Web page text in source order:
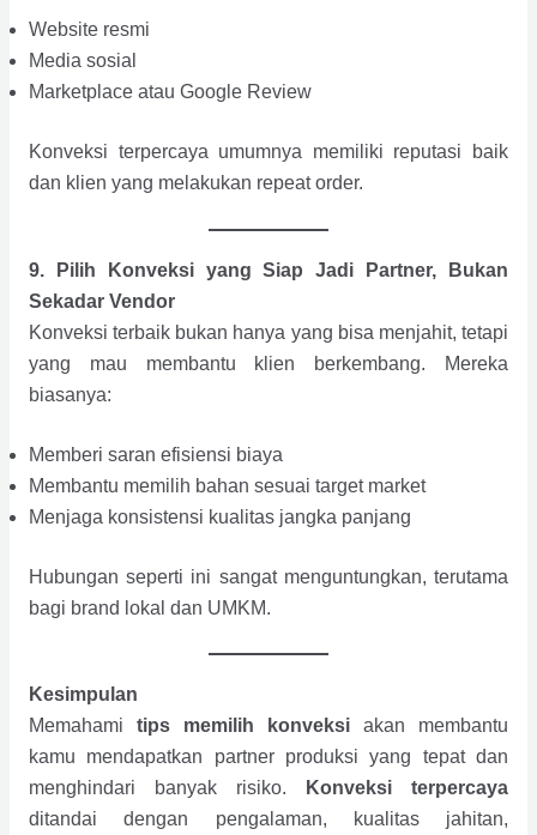
Website resmi
Media sosial
Marketplace atau Google Review
Konveksi terpercaya umumnya memiliki reputasi baik
dan klien yang melakukan repeat order.
9. Pilih Konveksi yang Siap Jadi Partner, Bukan
Sekadar Vendor
Konveksi terbaik bukan hanya yang bisa menjahit, tetapi
yang mau membantu klien berkembang. Mereka
biasanya:
Memberi saran efisiensi biaya
Membantu memilih bahan sesuai target market
Menjaga konsistensi kualitas jangka panjang
Hubungan seperti ini sangat menguntungkan, terutama
bagi brand lokal dan UMKM.
Kesimpulan
Memahami tips memilih konveksi akan membantu
kamu mendapatkan partner produksi yang tepat dan
menghindari banyak risiko.
Konveksi terpercaya
ditandai dengan pengalaman, kualitas jahitan,